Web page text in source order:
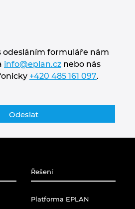
odesláním formuláře nám
info@eplan.cz nebo nás
+420 485 161 097.
Řešení
Platforma EPLAN